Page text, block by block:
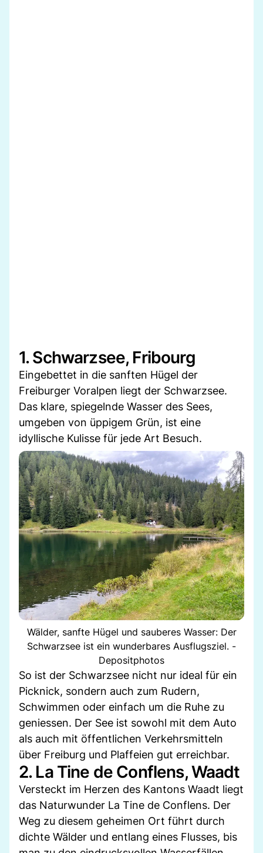
1. Schwarzsee, Fribourg
Eingebettet in die sanften Hügel der
Freiburger Voralpen liegt der Schwarzsee.
Das klare, spiegelnde Wasser des Sees,
umgeben von üppigem Grün, ist eine
idyllische Kulisse für jede Art Besuch.
Wälder, sanfte Hügel und sauberes Wasser: Der
Schwarzsee ist ein wunderbares Ausflugsziel. -
Depositphotos
So ist der Schwarzsee nicht nur ideal für ein
Picknick, sondern auch zum Rudern,
Schwimmen oder einfach um die Ruhe zu
geniessen. Der See ist sowohl mit dem Auto
als auch mit öffentlichen Verkehrsmitteln
über Freiburg und Plaffeien gut erreichbar.
2. La Tine de Conflens, Waadt
Versteckt im Herzen des Kantons Waadt liegt
das Naturwunder La Tine de Conflens. Der
Weg zu diesem geheimen Ort führt durch
dichte Wälder und entlang eines Flusses, bis